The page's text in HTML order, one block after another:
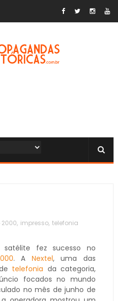
, impresso, telefonia
fez sucesso no
. A Nextel, uma das
telefonia da categoria,
focados no mundo
no mês de junho de